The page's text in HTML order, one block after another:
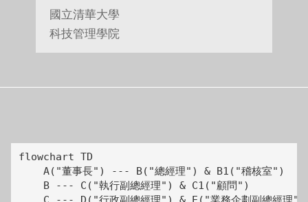
國立清華大學
科技管理學院
flowchart TD
    A("董事長") --- B("總經理") & B1("稽核室")
    B --- C("執行副總經理") & C1("顧問")